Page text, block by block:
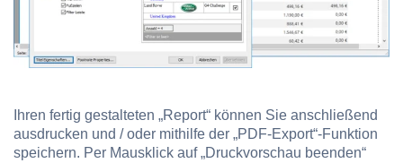
Ihren fertig gestalteten „Report“ können Sie anschließend
ausdrucken und / oder mithilfe der „PDF-Export“-Funktion
speichern. Per Mausklick auf „Druckvorschau beenden“